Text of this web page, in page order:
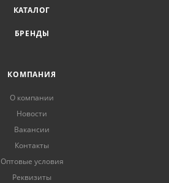
КАТАЛОГ
БРЕНДЫ
КОМПАНИЯ
О компании
Новости
Вакансии
Контакты
Оптовые условия
Реквизиты